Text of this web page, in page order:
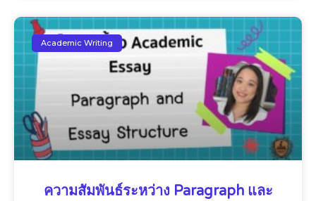
Academic Writing
ความสัมพันธ์ระหว่าง Paragraph และ